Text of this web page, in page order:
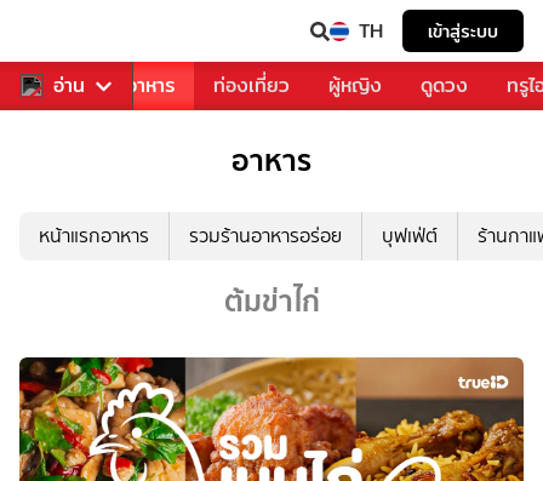
TH เข้าสู่ระบบ
อ่าน
การเพลง อาหาร ท่องเที่ยว ผู้หญิง ดูดวง ทรู
อาหาร
หน้าแรกอาหาร รวมร้านอาหารอร่อย บุฟเฟ่ต์ ร้านกา
ต้มข่าไก่